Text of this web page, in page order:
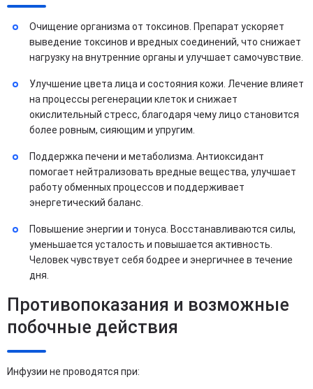
Очищение организма от токсинов. Препарат ускоряет
выведение токсинов и вредных соединений, что снижает
нагрузку на внутренние органы и улучшает самочувствие.
Улучшение цвета лица и состояния кожи. Лечение влияет
на процессы регенерации клеток и снижает
окислительный стресс, благодаря чему лицо становится
более ровным, сияющим и упругим.
Поддержка печени и метаболизма. Антиоксидант
помогает нейтрализовать вредные вещества, улучшает
работу обменных процессов и поддерживает
энергетический баланс.
Повышение энергии и тонуса. Восстанавливаются силы,
уменьшается усталость и повышается активность.
Человек чувствует себя бодрее и энергичнее в течение
дня.
Противопоказания и возможные
побочные действия
Инфузии не проводятся при: